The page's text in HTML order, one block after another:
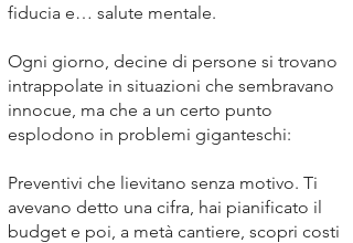
fiducia e… salute mentale.
Ogni giorno, decine di persone si trovano
intrappolate in situazioni che sembravano
innocue, ma che a un certo punto
esplodono in problemi giganteschi:
Preventivi che lievitano senza motivo. Ti
avevano detto una cifra, hai pianificato il
budget e poi, a metà cantiere, scopri costi